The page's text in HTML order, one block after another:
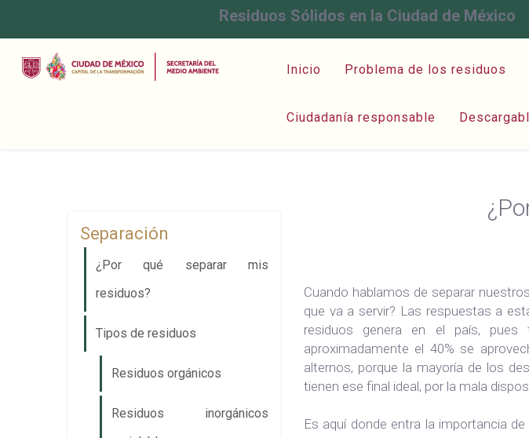
Residuos Sólidos en la Ciudad de México
Inicio Problema de los residuos
Ciudadanía responsable
Separación
¿Por qué separar mis
residuos?
Tipos de residuos
Residuos orgánicos
Residuos inorgánicos
Cuando hablamos de separar
que va a servir? Las respuestas a
residuos genera en el país, pues
aproximadamente el 40% se
alternos, porque la mayoría de los
tienen ese final ideal, por la mala
Es aquí donde entra la importancia